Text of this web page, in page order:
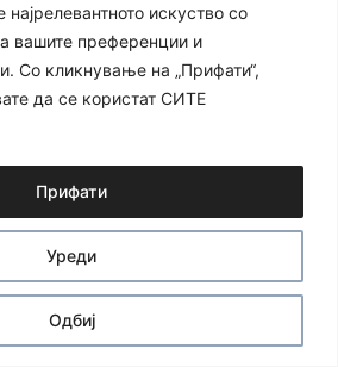
искуство со
вашите преференции и
Со кликнување на „Прифати“,
да се користат СИТЕ
Уреди
Одбиј
Прифати